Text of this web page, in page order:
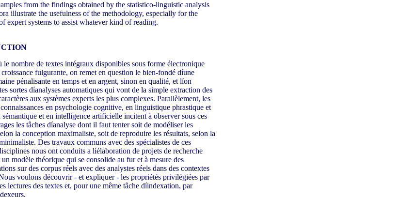
from the findings obtained by the statistico-linguistic analysis
illustrate the usefulness of the methodology, especially for the
expert systems to assist whatever kind of reading.
le nombre de textes intégraux disponibles sous forme électronique
fulgurante, on remet en question le bien-fondé díune
pénalisante en temps et en argent, sinon en qualité, et líon
sortes díanalyses automatiques qui vont de la simple extraction des
aux systèmes experts les plus complexes. Parallèlement, les
en psychologie cognitive, en linguistique phrastique et
sémantique et en intelligence artificielle incitent à observer sous ces
les tâches díanalyse dont il faut tenter soit de modéliser les
la conception maximaliste, soit de reproduire les résultats, selon la
Des travaux communs avec des spécialistes de ces
nous ont conduits a líélaboration de projets de recherche
un modèle théorique qui se consolide au fur et à mesure des
sur des corpus réels avec des analystes réels dans des contextes
voulons découvrir - et expliquer - les propriétés privilégiées par
lectures des textes et, pour une même tâche díindexation, par